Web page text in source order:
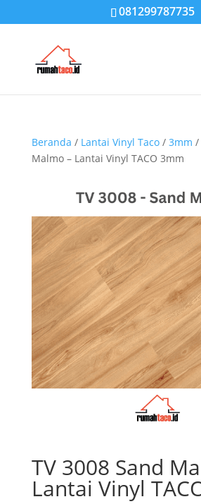
081299787735
Beranda / Lantai Vinyl Taco/ 3mm /
Malmo – Lantai Vinyl TACO 3mm
TV 3008 Sand
Lantai Vinyl